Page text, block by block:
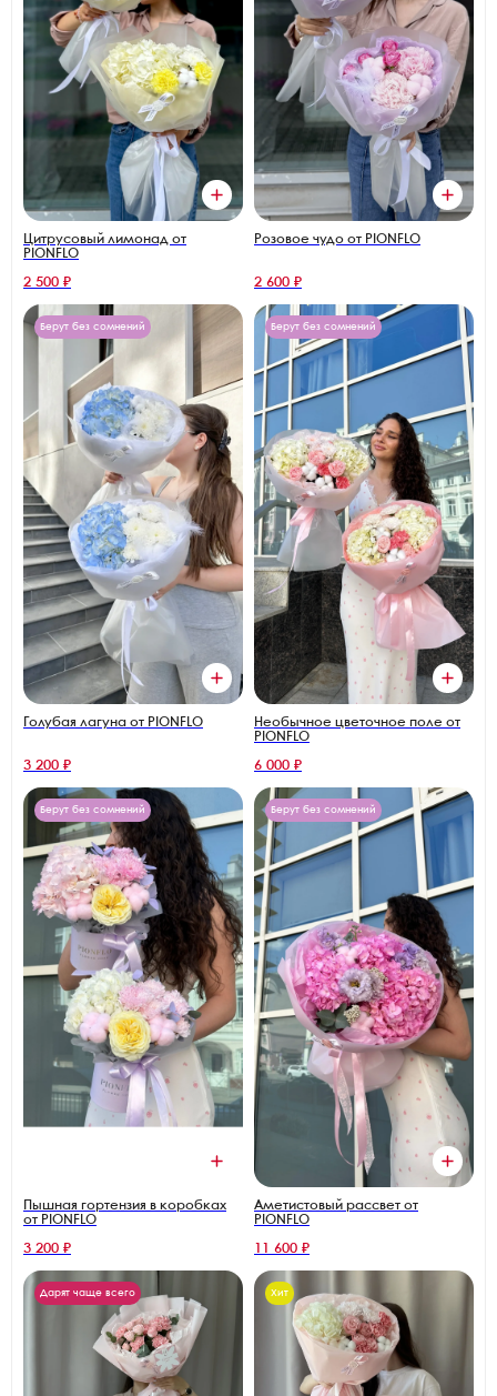
Цитрусовый лимонад от
PIONFLO
2 500 ₽
Розовое чудо от PIONFLO
2 600 ₽
Берут без сомнений
Голубая лагуна от PIONFLO
3 200 ₽
Берут без сомнений
Необычное цветочное поле от
PIONFLO
6 000 ₽
Берут без сомнений
Пышная гортензия в коробках
от PIONFLO
3 200 ₽
Берут без сомнений
Аметистовый рассвет от
PIONFLO
11 600 ₽
Дарят чаще всего Хит